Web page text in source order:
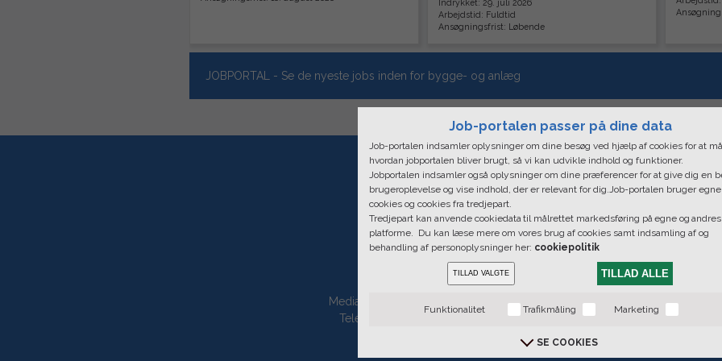
Indrykket: 29. juli 2026
Arbejdstid: Fuldtid
Ansøgningsfrist: Løbende
JOBPORTAL - Se de nyeste jobs inden for bygge- og anlæg
Mediaxpress, Bredgade 36. 1. Sal - Forhuset, 1260 København K | CVR:
Telefontider: Mandag - Fredag: 09.00 - 16.00 | Hovednummer: +45 33 44
Job-portalen passer på dine data
Job-portalen indsamler oplysninger om dine besøg ved hjælp af cookies for at
hvordan jobportalen bliver brugt, så vi kan udvikle indhold og funktioner.
Jobportalen indsamler også oplysninger om dine præferencer for at give dig en
brugeroplevelse og vise indhold, der er relevant for dig.Job-portalen bruger egne
cookies og cookies fra tredjepart.
Tredjepart kan anvende cookiedata til målrettet markedsføring på egne og andres
platforme. Du kan læse mere om vores brug af cookies samt indsamling af og
behandling af personoplysninger her: cookiepolitik
TILLAD VALGTE TILLAD ALLE
Funktionalitet Trafikmåling Marketing
SE COOKIES